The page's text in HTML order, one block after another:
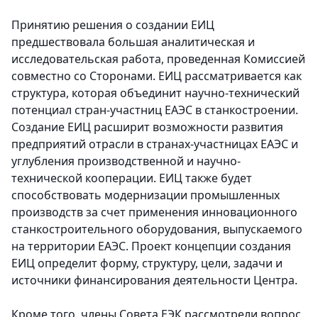
Принятию решения о создании ЕИЦ
предшествовала большая аналитическая и
исследовательская работа, проведенная Комиссией
совместно со Сторонами. ЕИЦ рассматривается как
структура, которая объединит научно-технический
потенциал стран-участниц ЕАЭС в станкостроении.
Создание ЕИЦ расширит возможности развития
предприятий отрасли в странах-участницах ЕАЭС и
углубления производственной и научно-
технической кооперации. ЕИЦ также будет
способствовать модернизации промышленных
производств за счет применения инновационного
станкостроительного оборудования, выпускаемого
на территории ЕАЭС. Проект концепции создания
ЕИЦ определит форму, структуру, цели, задачи и
источники финансирования деятельности Центра.